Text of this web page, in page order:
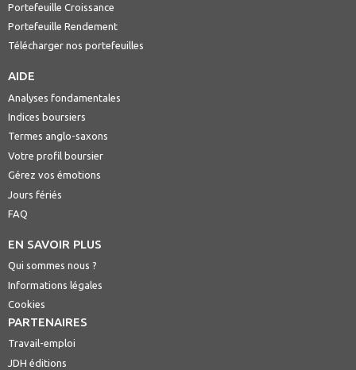
Portefeuille Croissance
Portefeuille Rendement
Télécharger nos portefeuilles
AIDE
Analyses fondamentales
Indices boursiers
Termes anglo-saxons
Votre profil boursier
Gérez vos émotions
Jours fériés
FAQ
EN SAVOIR PLUS
Qui sommes nous ?
Informations légales
Cookies
PARTENAIRES
Travail-emploi
JDH éditions